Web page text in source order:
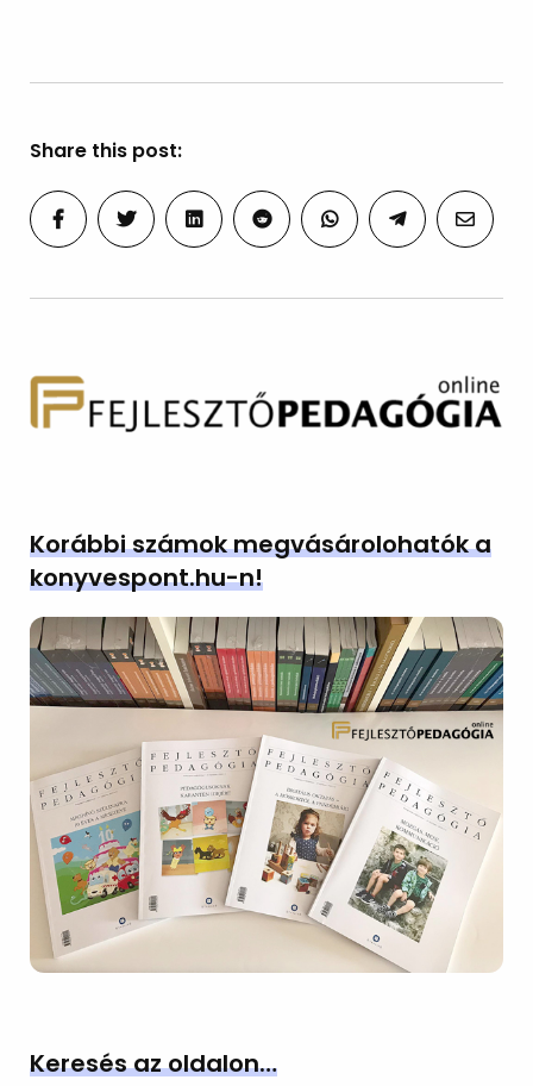
Share this post:
Korábbi számok megvásárolohatók a
konyvespont.hu-n!
Keresés az oldalon…